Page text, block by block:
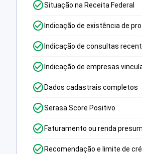
Situação na Receita Federal
Indicação de existência de
Indicação de consultas
Indicação de empresas
Dados cadastrais completos
Serasa Score Positivo
Faturamento ou renda
Recomendação e limite de